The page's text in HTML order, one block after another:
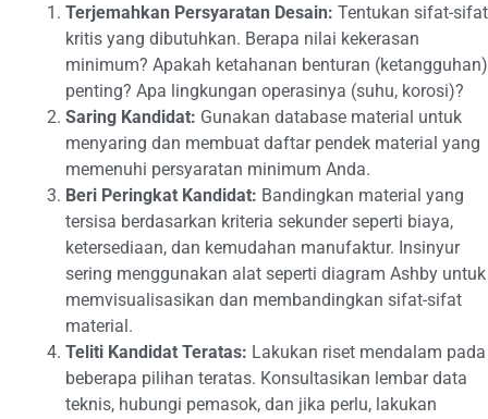
Terjemahkan Persyaratan Desain: Tentukan sifat-sifat
kritis yang dibutuhkan. Berapa nilai kekerasan
minimum? Apakah ketahanan benturan (ketangguhan)
penting? Apa lingkungan operasinya (suhu, korosi)?
Saring Kandidat: Gunakan database material untuk
menyaring dan membuat daftar pendek material yang
memenuhi persyaratan minimum Anda.
Beri Peringkat Kandidat: Bandingkan material yang
tersisa berdasarkan kriteria sekunder seperti biaya,
ketersediaan, dan kemudahan manufaktur. Insinyur
sering menggunakan alat seperti diagram Ashby untuk
memvisualisasikan dan membandingkan sifat-sifat
material.
Teliti Kandidat Teratas: Lakukan riset mendalam pada
beberapa pilihan teratas. Konsultasikan lembar data
teknis, hubungi pemasok, dan jika perlu, lakukan